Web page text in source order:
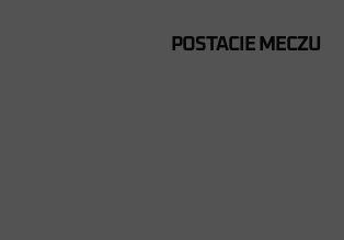
POSTACIE MECZU